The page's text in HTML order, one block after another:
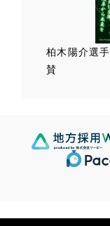
柏木陽介選手
賛